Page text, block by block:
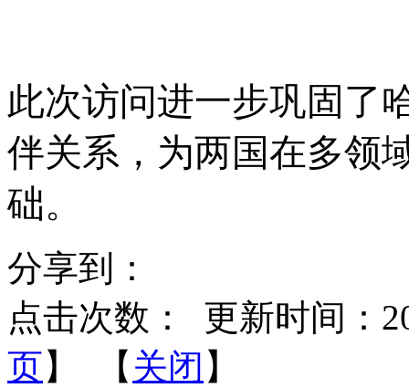
此次访问进一步巩固了
伴关系，为两国在多领
础。
分享到：
点击次数：
更新时间：
页】 【 关闭 】